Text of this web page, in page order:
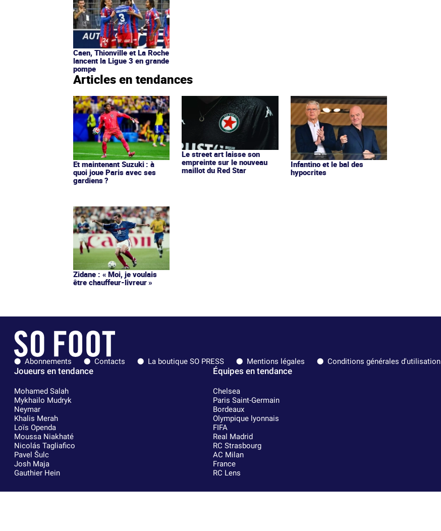
Caen, Thionville et La Roche
lancent la Ligue 3 en grande
pompe
Articles en tendances
Et maintenant Suzuki : à
quoi joue Paris avec ses
gardiens ?
Le street art laisse son
empreinte sur le nouveau
maillot du Red Star
Infantino et le bal des
hypocrites
Zidane : « Moi, je voulais
être chauffeur-livreur »
Abonnements Contacts La boutique SO PRESS Mentions légales Conditions générales d'utilisation
Joueurs en tendance
Mohamed Salah
Mykhailo Mudryk
Neymar
Khalis Merah
Loïs Openda
Moussa Niakhaté
Nicolás Tagliafico
Pavel Šulc
Josh Maja
Gauthier Hein
Équipes en tendance
Chelsea
Paris Saint-Germain
Bordeaux
Olympique lyonnais
FIFA
Real Madrid
RC Strasbourg
AC Milan
France
RC Lens